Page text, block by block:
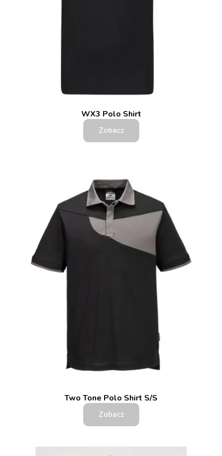
WX3 Polo Shirt
Zobacz
Two Tone Polo Shirt S/S
Zobacz